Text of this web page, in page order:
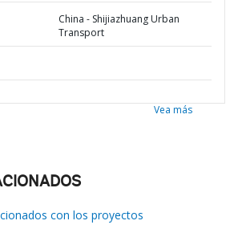
China - Shijiazhuang Urban
Transport
Vea más
con los proyectos